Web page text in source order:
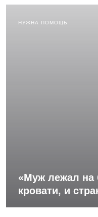
НУЖНА ПОМОЩЬ
«Муж лежал на
кровати, и